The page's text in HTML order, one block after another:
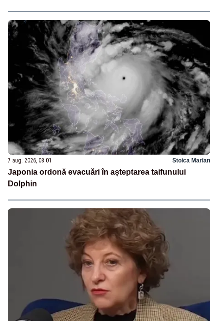
7 aug. 2026, 08:01 Stoica Marian
Japonia ordonă evacuări în așteptarea taifunului
Dolphin